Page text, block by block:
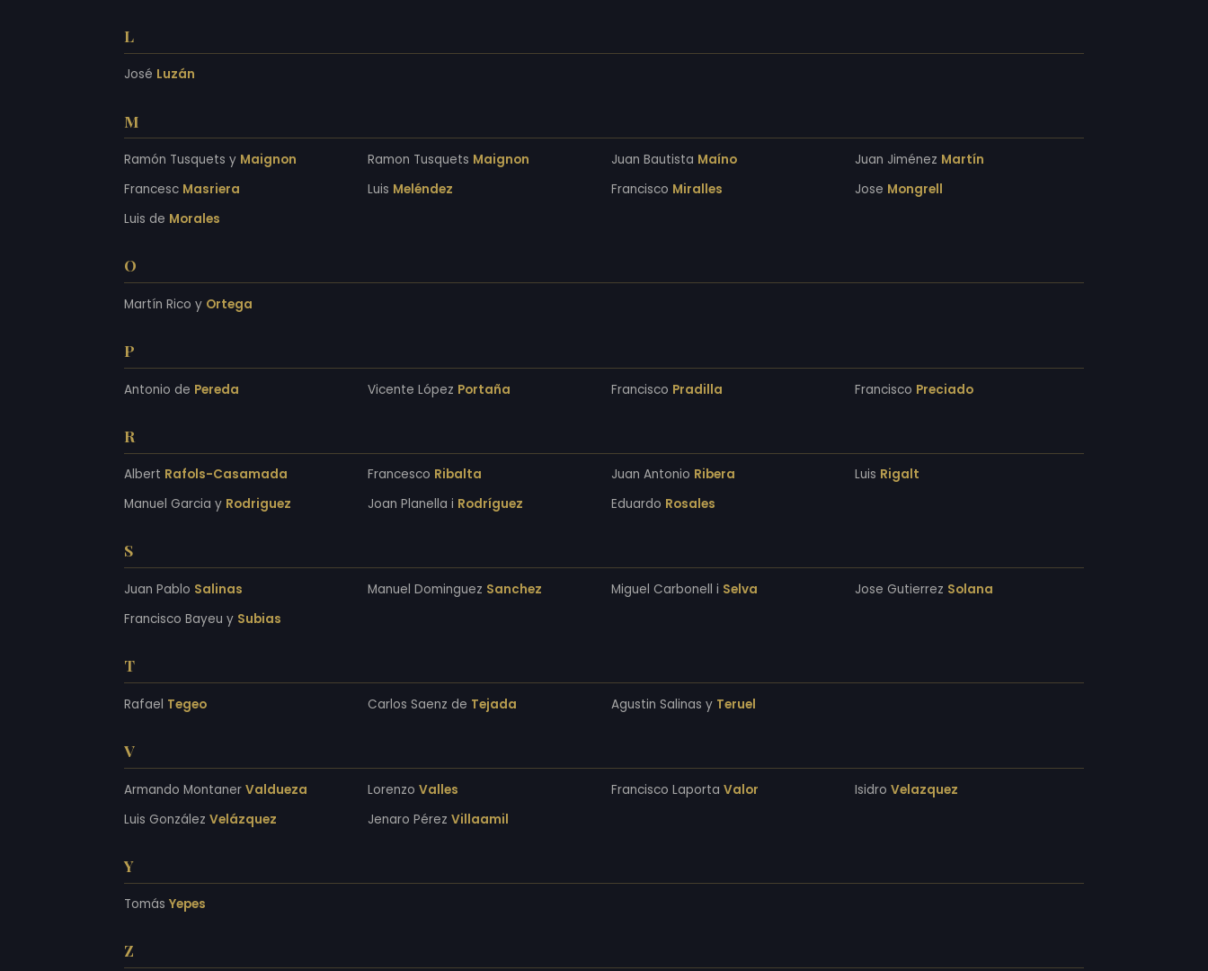
L
José Luzán
M
Ramón Tusquets y Maignon Ramon Tusquets Maignon Juan Bautista Maíno Juan Jiménez Martín
Francesc Masriera Luis Meléndez Francisco Miralles Jose Mongrell
Luis de Morales
O
Martín Rico y Ortega
P
Antonio de Pereda Vicente López Portaña Francisco Pradilla Francisco Preciado
R
Albert Rafols-Casamada Francesco Ribalta Juan Antonio Ribera Luis Rigalt
Manuel Garcia y Rodriguez Joan Planella i Rodríguez Eduardo Rosales
S
Juan Pablo Salinas Manuel Dominguez Sanchez Miguel Carbonell i Selva Jose Gutierrez Solana
Francisco Bayeu y Subias
T
Rafael Tegeo Carlos Saenz de Tejada Agustin Salinas y Teruel
V
Armando Montaner Valdueza Lorenzo Valles Francisco Laporta Valor Isidro Velazquez
Luis González Velázquez Jenaro Pérez Villaamil
Y
Tomás Yepes
Z